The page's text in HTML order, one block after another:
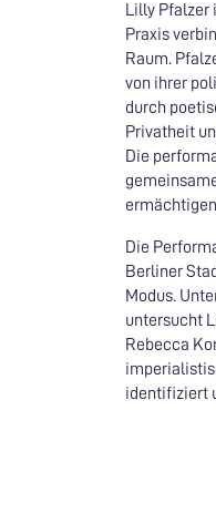
Lilly Pfalzer
Praxis
Raum.
von ihrer
durch
Privatheit
Die
Die
Berliner
Modus.
untersucht
Rebecca
identifiziert